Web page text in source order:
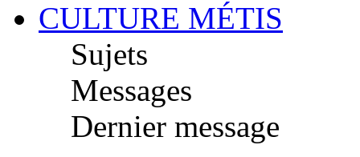
CULTURE MÉTIS
Sujets
Messages
Dernier message